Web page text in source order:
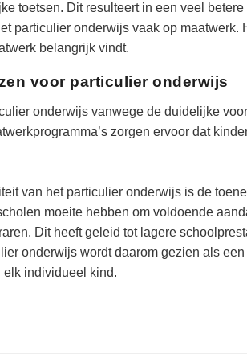
toetsen. Dit resulteert in een veel
particulier onderwijs vaak op maatwerk.
belangrijk vindt.
voor particulier onderwijs
onderwijs vanwege de duidelijke
zorgen ervoor dat
van het particulier onderwijs is de
moeite hebben om voldoende
Dit heeft geleid tot lagere
onderwijs wordt daarom gezien als
individueel kind.